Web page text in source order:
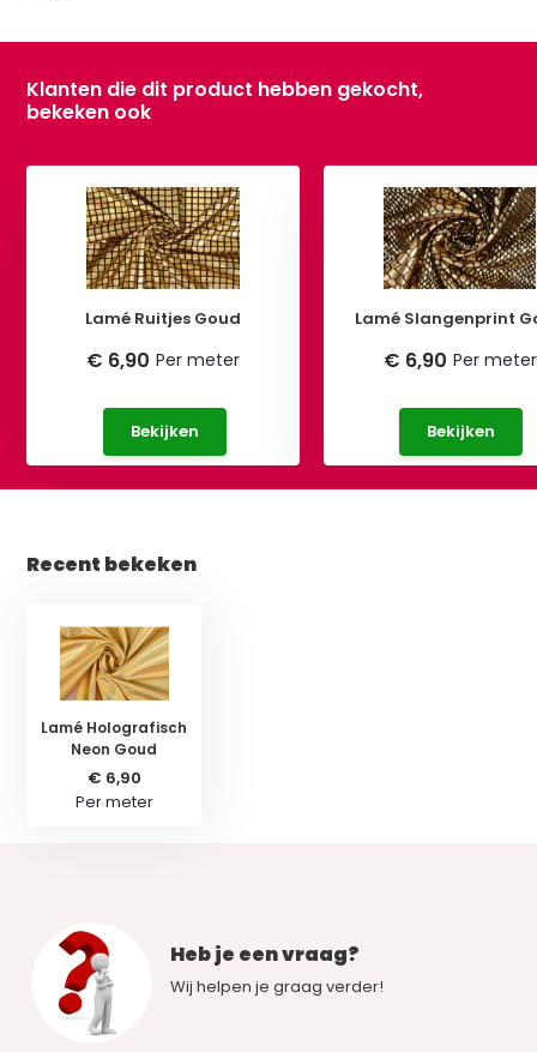
Klanten die dit product hebben gekocht,
bekeken ook
Lamé Ruitjes Goud
€ 6,90 Per meter
Bekijken
Lamé Slangenprint
€ 6,90 Per meter
Bekijken
Recent bekeken
Lamé Holografisch
Neon Goud
€ 6,90
Per meter
Heb je een vraag?
Wij helpen je graag verder!